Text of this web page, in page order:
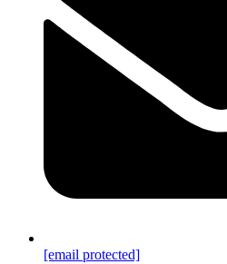
[email protected]